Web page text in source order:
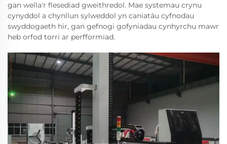
gan wella'r flesediad gweithredol. Mae systemau crynu
cynyddol a chynllun sylweddol yn caniatáu cyfnodau
swyddogaeth hir, gan gefnogi gofyniadau cynhyrchu mawr
heb orfod torri ar perfformiad.